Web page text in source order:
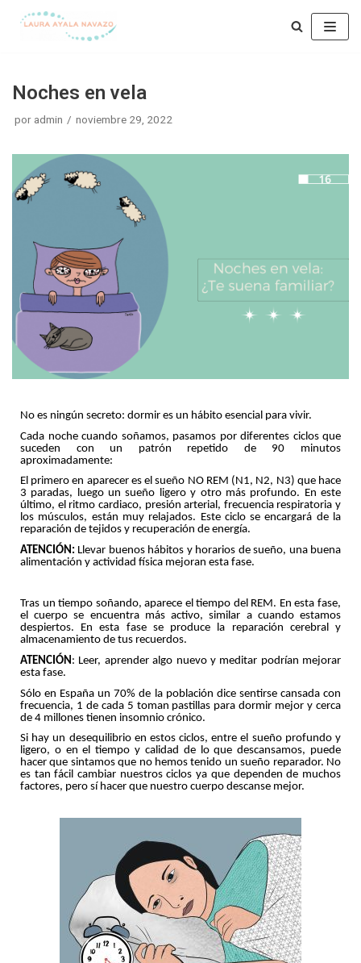
Saltar
Noches en vela
por admin noviembre 29, 2022
No es ningún secreto: dormir es un hábito esencial para vivir.
Cada noche cuando soñamos, pasamos por diferentes ciclos que
suceden con un patrón repetido de 90 minutos
aproximadamente:
El primero en aparecer es el sueño NO REM (N1, N2, N3) que hace
3 paradas, luego un sueño ligero y otro más profundo. En este
último, el ritmo cardiaco, presión arterial, frecuencia respiratoria y
los músculos, están muy relajados. Este ciclo se encargará de la
reparación de tejidos y recuperación de energía.
ATENCIÓN: Llevar buenos hábitos y horarios de sueño, una buena
alimentación y actividad física mejoran esta fase.
Tras un tiempo soñando, aparece el tiempo del REM. En esta fase,
el cuerpo se encuentra más activo, similar a cuando estamos
despiertos. En esta fase se produce la reparación cerebral y
almacenamiento de tus recuerdos.
ATENCIÓN : Leer, aprender algo nuevo y meditar podrían mejorar
esta fase.
Sólo en España un 70% de la población dice sentirse cansada con
frecuencia, 1 de cada 5 toman pastillas para dormir mejor y cerca
de 4 millones tienen insomnio crónico.
Si hay un desequilibrio en estos ciclos, entre el sueño profundo y
ligero, o en el tiempo y calidad de lo que descansamos, puede
hacer que sintamos que no hemos tenido un sueño reparador. No
es tan fácil cambiar nuestros ciclos ya que dependen de muchos
factores, pero sí hacer que nuestro cuerpo descanse mejor.